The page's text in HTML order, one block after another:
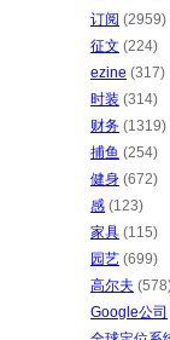
订阅 (2959)
征文 (224)
ezine (317)
时装 (314)
财务 (1319)
捕鱼 (254)
健身 (672)
感 (123)
家具 (115)
园艺 (699)
高尔夫
Google公司